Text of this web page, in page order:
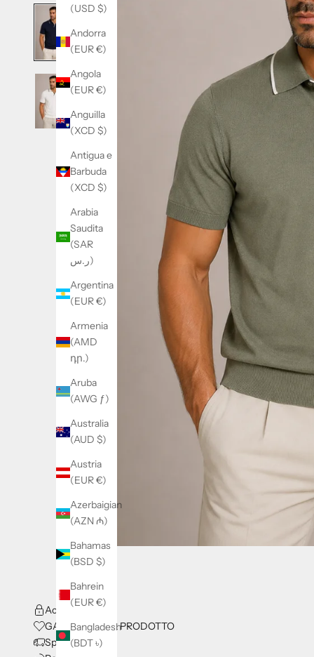
(USD $)
Andorra
(EUR €)
Angola
(EUR €)
Anguilla
(XCD $)
Antigua e
Barbuda
(XCD $)
Arabia
Saudita
(SAR
ر.س)
Argentina
(EUR €)
Armenia
(AMD
դր.)
Aruba
(AWG ƒ)
Australia
(AUD $)
Austria
(EUR €)
Azerbaigian
(AZN ₼)
Bahamas
(BSD $)
Bahrein
(EUR €)
Bangladesh
(BDT ৳)
Acquisti Sicuri
GARANZIA DEL PRODOTTO
Spedizioni